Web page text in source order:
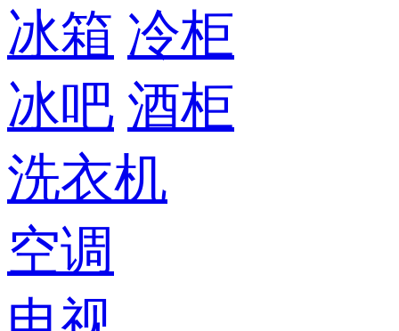
冰箱 冷柜
冰吧 酒柜
洗衣机
空调